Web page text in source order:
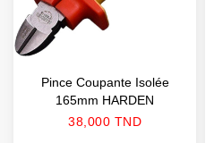
Pince Coupante Isolée
165mm HARDEN
Prix
38,000 TND